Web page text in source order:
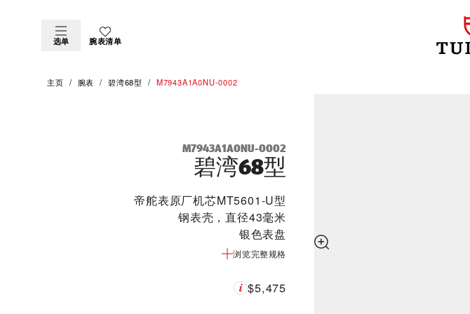
选单 腕表清单
主页 腕表 碧湾68型 M7943A1A0NU-0002
M7943A1A0NU-0002
碧湾68型
帝舵表原厂机芯MT5601-U型
钢表壳，直径43毫米
银色表盘
浏览完整规格
$5,475